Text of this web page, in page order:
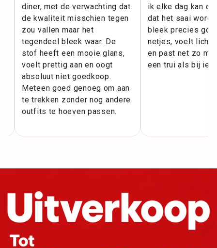
diner, met de verwachting dat
de kwaliteit misschien tegen
zou vallen maar het
tegendeel bleek waar. De
stof heeft een mooie glans,
voelt prettig aan en oogt
absoluut niet goedkoop.
Meteen goed genoeg om aan
te trekken zonder nog andere
outfits te hoeven passen.
ik elke dag kan
dat het saai
bleek precies
netjes, voelt licht
en past net zo
een trui als bij